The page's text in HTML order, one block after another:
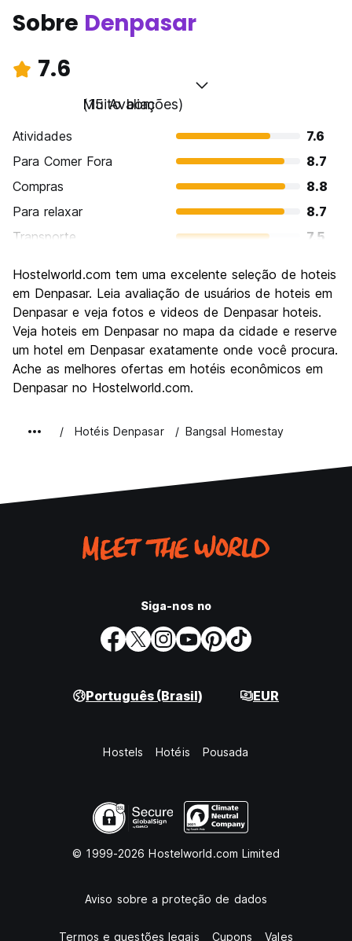
Sobre Denpasar
7.6
Muito bom
(15 Avaliações)
Atividades
7.6
Para Comer Fora
8.7
Compras
8.8
Para relaxar
8.7
Transporte
7.5
Cultura
6.3
Festas / vida noturna
8.1
Custo-beneficio
7.1
Hostelworld.com tem uma excelente seleção de hoteis
em Denpasar. Leia avaliação de usuários de hoteis em
Denpasar e veja fotos e videos de Denpasar hoteis.
Veja hoteis em Denpasar no mapa da cidade e reserve
um hotel em Denpasar exatamente onde você procura.
Ache as melhores ofertas em hotéis econômicos em
Denpasar no Hostelworld.com.
Hotéis Denpasar Bangsal Homestay
Siga-nos no
Português (Brasil) EUR
Hostels Hotéis Pousada
© 1999-2026 Hostelworld.com Limited
Aviso sobre a proteção de dados
Termos e questões legais Cupons Vales